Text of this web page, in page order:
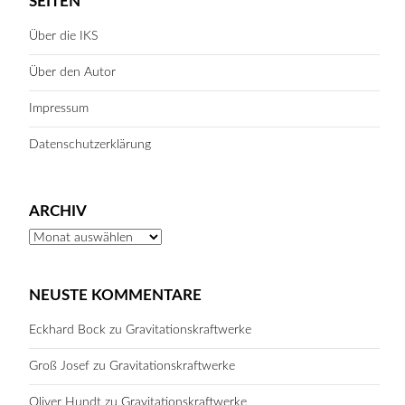
Über die IKS
Über den Autor
Impressum
Datenschutzerklärung
ARCHIV
Archiv
NEUSTE KOMMENTARE
Eckhard Bockzu Gravitationskraftwerke
Groß Josefzu Gravitationskraftwerke